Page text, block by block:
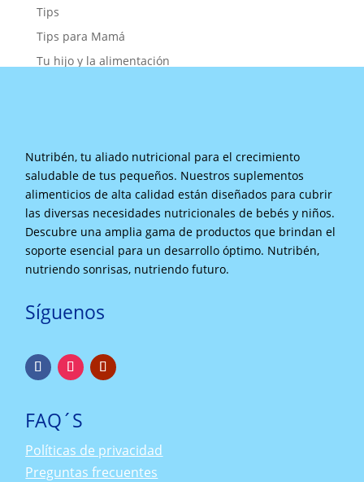
Tips
Tips para Mamá
Tu hijo y la alimentación
Nutribén, tu aliado nutricional para el crecimiento
saludable de tus pequeños. Nuestros suplementos
alimenticios de alta calidad están diseñados para cubrir
las diversas necesidades nutricionales de bebés y niños.
Descubre una amplia gama de productos que brindan el
soporte esencial para un desarrollo óptimo. Nutribén,
nutriendo sonrisas, nutriendo futuro.
Síguenos
FAQ´S
Políticas de privacidad
Preguntas frecuentes